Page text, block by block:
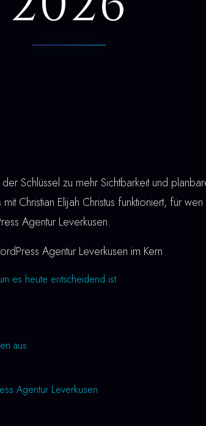
der Schlüssel zu mehr Sichtbarkeit und
Christian Elijah Christus funktioniert, für
Agentur Leverkusen.
Agentur Leverkusen im Kern.
es heute entscheidend ist
aus
Agentur Leverkusen